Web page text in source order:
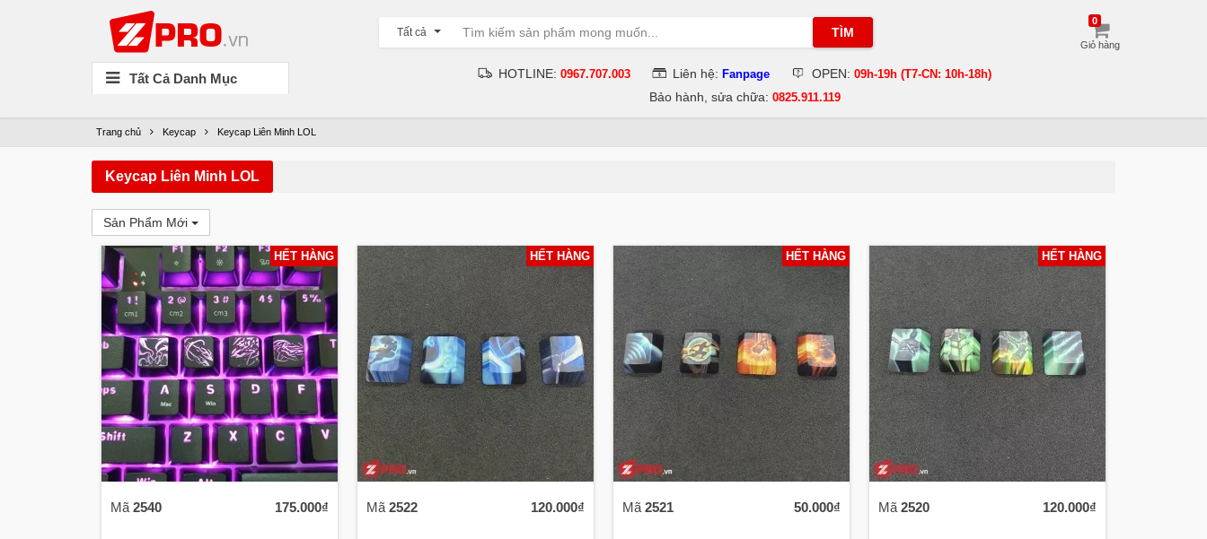
Tất cả TÌM
Giỏ hàng
0
Tất Cả Danh Mục HOTLINE:0967.707.003 Liên hệ:Fanpage OPEN:09h-19h (T7-CN: 10h-18h)
Bảo hành, sửa chữa:0825.911.119
Trang chủ Keycap Keycap Liên Minh LOL
Keycap Liên Minh LOL
Sản Phẩm Mới
HẾT HÀNG
Mã 2540 175.000₫
HẾT HÀNG
Mã 2522 120.000₫
HẾT HÀNG
Mã 2521 50.000₫
HẾT HÀNG
Mã 2520 120.000₫